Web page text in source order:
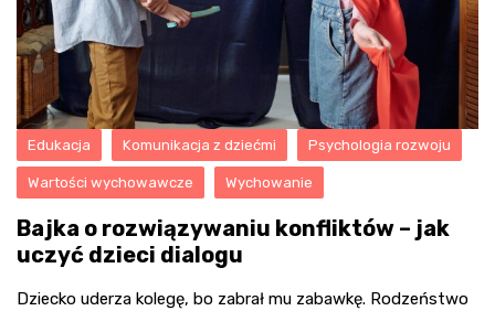
Edukacja Komunikacja z dziećmi Psychologia rozwoju
Wartości wychowawcze Wychowanie
Bajka o rozwiązywaniu konfliktów – jak
uczyć dzieci dialogu
Dziecko uderza kolegę, bo zabrał mu zabawkę. Rodzeństwo